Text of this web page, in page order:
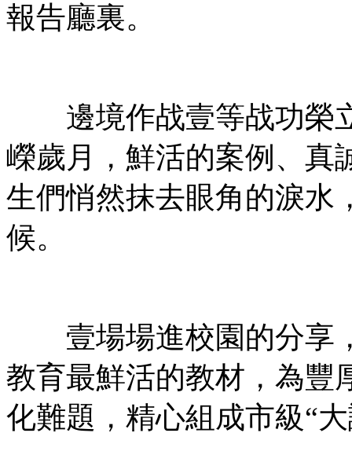
報告廳裏。
邊境作战壹等战功榮
嶸歲月，鮮活的案例、真
生們悄然抹去眼角的淚水
候。
壹場場進校園的分享
教育最鮮活的教材，為豐
化難題，精心組成市級“